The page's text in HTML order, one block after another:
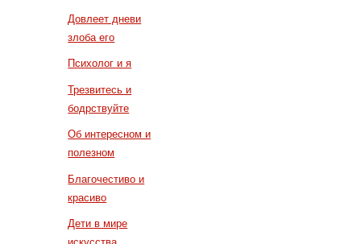
Довлеет дневи
злоба его
Психолог и я
Трезвитесь и
бодрствуйте
Об интересном и
полезном
Благочестиво и
красиво
Дети в мире